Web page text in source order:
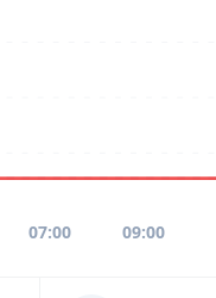
07:00 09:00